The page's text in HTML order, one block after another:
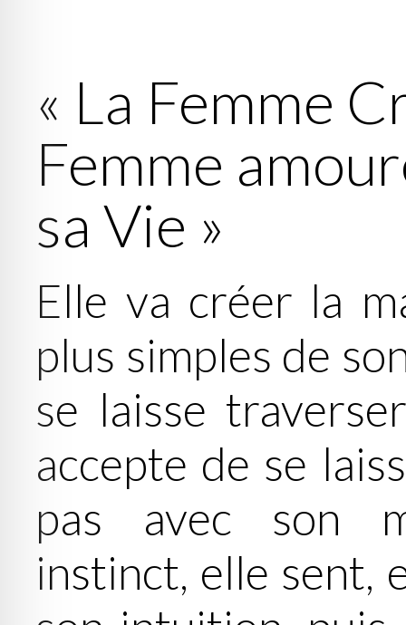
« La Femme
Femme
sa Vie »
Elle va créer la
plus simples de
se laisse
accepte de se
pas avec son
instinct, elle sent,